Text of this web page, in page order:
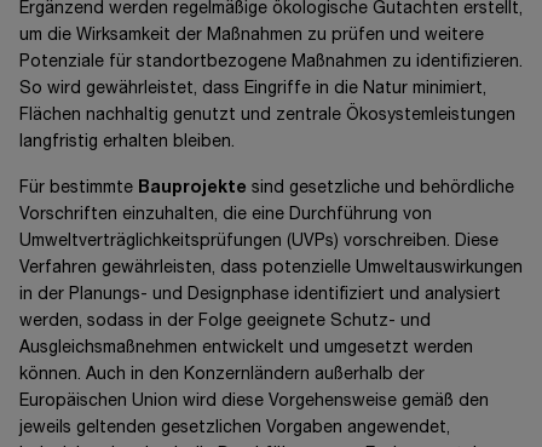
Ergänzend werden regelmäßige ökologische Gutachten erstellt,
um die Wirksamkeit der Maßnahmen zu prüfen und weitere
Potenziale für standortbezogene Maßnahmen zu identifizieren.
So wird gewährleistet, dass Eingriffe in die Natur minimiert,
Flächen nachhaltig genutzt und zentrale Ökosystemleistungen
langfristig erhalten bleiben.
Für bestimmte Bauprojekte sind gesetzliche und behördliche
Vorschriften einzuhalten, die eine Durchführung von
Umweltverträglichkeitsprüfungen (UVPs) vorschreiben. Diese
Verfahren gewährleisten, dass potenzielle Umweltauswirkungen
in der Planungs- und Designphase identifiziert und analysiert
werden, sodass in der Folge geeignete Schutz- und
Ausgleichsmaßnehmen entwickelt und umgesetzt werden
können. Auch in den Konzernländern außerhalb der
Europäischen Union wird diese Vorgehensweise gemäß den
jeweils geltenden gesetzlichen Vorgaben angewendet,